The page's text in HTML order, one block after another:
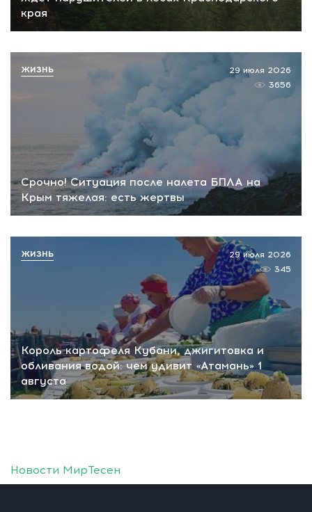
края
Срочно! Ситуация после налета БПЛА на
Крым тяжелая: есть жертвы
29 июля 2026
3656
ЖИЗНЬ
Король картофеля Кубани, джигитовка и
обливания водой: чем удивит «Атамань» 1
августа
29 июля 2026
345
ЖИЗНЬ
Новости МирТесен